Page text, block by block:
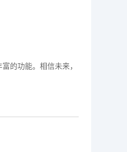
的功能。相信未来，